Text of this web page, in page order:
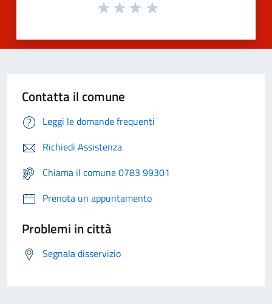
Contatta il comune
Leggi le domande frequenti
Richiedi Assistenza
Chiama il comune 0783 99301
Prenota un appuntamento
Problemi in città
Segnala disservizio